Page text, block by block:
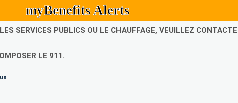
myBenefits Alerts
SERVICES PUBLICS OU LE CHAUFFAGE, VEUILLEZ
LE 911.